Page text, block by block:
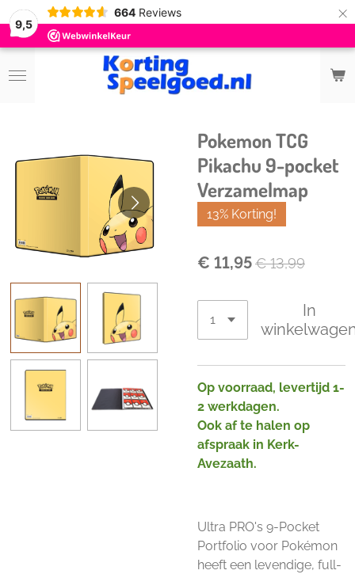
9,5
664 Reviews ×
Pokemon TCG
Pikachu 9-pocket
Verzamelmap
13% Korting!
€ 11,95€ 13,99
In
Op voorraad, levertijd 1-
2 werkdagen.
Ook af te halen op
afspraak in Kerk-
Avezaath.
Ultra PRO's 9-Pocket
Portfolio voor Pokémon
heeft een levendige, full-